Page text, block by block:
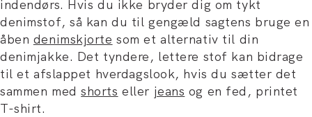
indendørs. Hvis du ikke bryder dig om tykt
denimstof, så kan du til gengæld sagtens bruge en
åben denimskjorte som et alternativ til din
denimjakke. Det tyndere, lettere stof kan bidrage
til et afslappet hverdagslook, hvis du sætter det
sammen medshorts eller jeans og en fed, printet
T-shirt.